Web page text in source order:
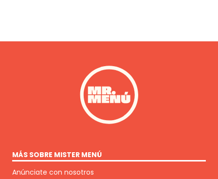
MÁS SOBRE MISTER MENÚ
Anúnciate con nosotros